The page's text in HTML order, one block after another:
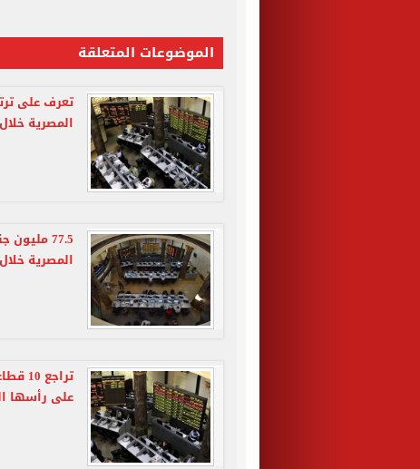
الموضوعات المتعلقة
المصرية
77.5
المصرية خلال 4 جلسات
على رأسها